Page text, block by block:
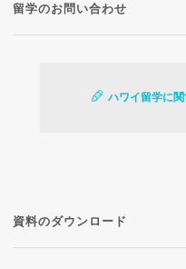
留学のお問い合わせ
ハワイ留学に
資料のダウンロード